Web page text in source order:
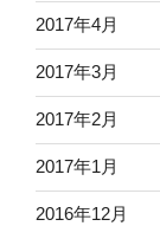
2017年4月
2017年3月
2017年2月
2017年1月
2016年12月